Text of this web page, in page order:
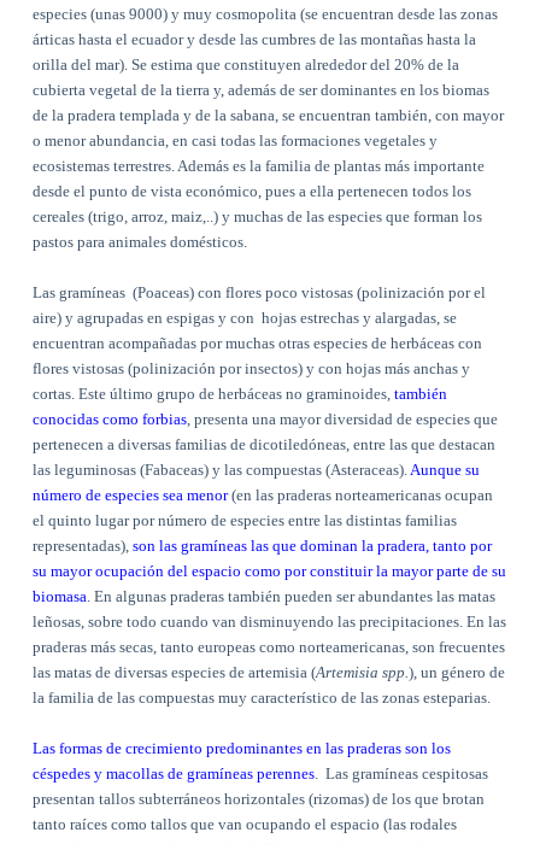
especies (unas 9000) y muy cosmopolita (se encuentran desde las zonas
árticas hasta el ecuador y desde las cumbres de las montañas hasta la
orilla del mar). Se estima que constituyen alrededor del 20% de la
cubierta vegetal de la tierra y, además de ser dominantes en los biomas
de la pradera templada y de la sabana, se encuentran también, con mayor
o menor abundancia, en casi todas las formaciones vegetales y
ecosistemas terrestres. Además es la familia de plantas más importante
desde el punto de vista económico, pues a ella pertenecen todos los
cereales (trigo, arroz, maiz,..) y muchas de las especies que forman los
pastos para animales domésticos.
Las gramíneas (Poaceas) con flores poco vistosas (polinización por el
aire) y agrupadas en espigas y con hojas estrechas y alargadas, se
encuentran acompañadas por muchas otras especies de herbáceas con
flores vistosas (polinización por insectos) y con hojas más anchas y
cortas. Este último grupo de herbáceas no graminoides, también
conocidas como forbias, presenta una mayor diversidad de especies que
pertenecen a diversas familias de dicotiledóneas, entre las que destacan
las leguminosas (Fabaceas) y las compuestas (Asteraceas). Aunque su
número de especies sea menor(en las praderas norteamericanas ocupan
el quinto lugar por número de especies entre las distintas familias
representadas), son las gramíneas las que dominan la pradera, tanto por
su mayor ocupación del espacio como por constituir la mayor parte de su
biomasa . En algunas praderas también pueden ser abundantes las matas
leñosas, sobre todo cuando van disminuyendo las precipitaciones. En las
praderas más secas, tanto europeas como norteamericanas, son frecuentes
las matas de diversas especies de artemisia (Artemisia spp. ), un género de
la familia de las compuestas muy característico de las zonas esteparias.
Las formas de crecimiento predominantes en las praderas son los
céspedes y macollas de gramíneas perennes. Las gramíneas cespitosas
presentan tallos subterráneos horizontales (rizomas) de los que brotan
tanto raíces como tallos que van ocupando el espacio (las rodales